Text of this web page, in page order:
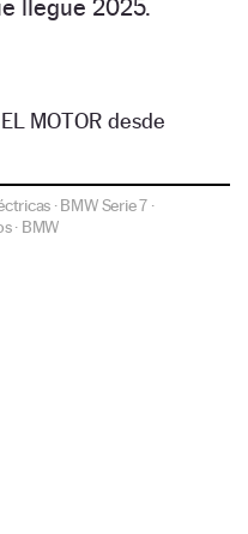
llegue 2025.
MOTOR desde
·BMW Serie 7·
· BMW